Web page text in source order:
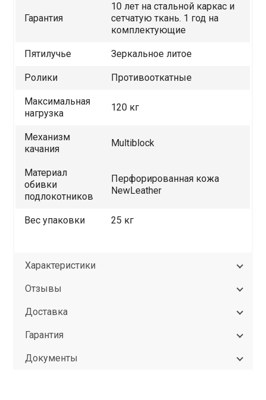
Гарантия
10 лет на стальной каркас и
сетчатую ткань. 1 год на
комплектующие
Пятилучье Зеркальное литое
Ролики Противооткатные
Максимальная
нагрузка
120 кг
Механизм
качания
Multiblock
Материал
обивки
подлокотников
Перфорированная кожа
NewLeather
Вес упаковки 25 кг
Характеристики
Отзывы
Доставка
Гарантия
Документы